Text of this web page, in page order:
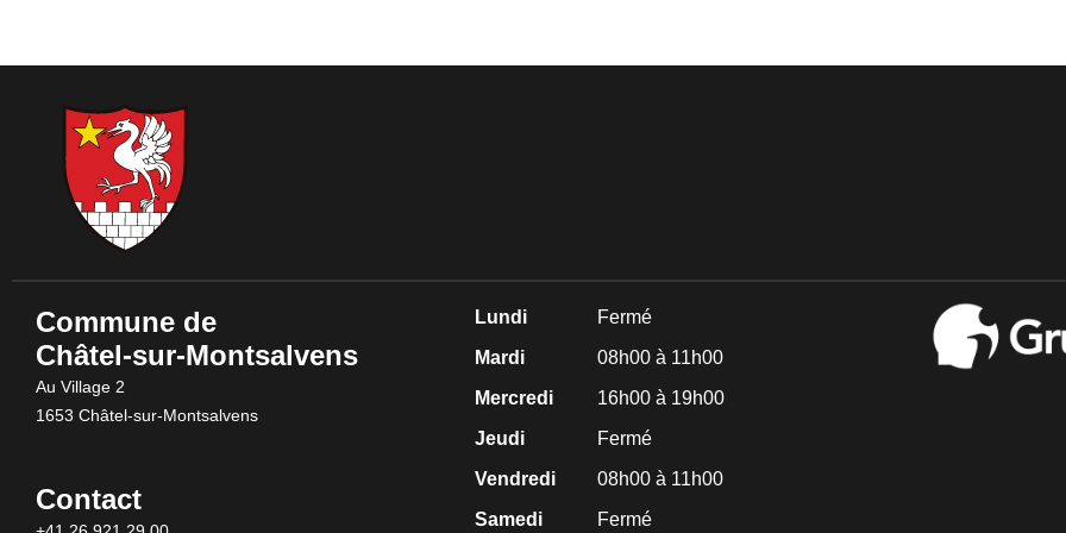
Commune de
Châtel-sur-Montsalvens
Au Village 2
1653 Châtel-sur-Montsalvens
Contact
Lundi
Fermé
Mardi
08h00 à 11h00
Mercredi
16h00 à 19h00
Jeudi
Fermé
Vendredi
08h00 à 11h00
Samedi
Fermé